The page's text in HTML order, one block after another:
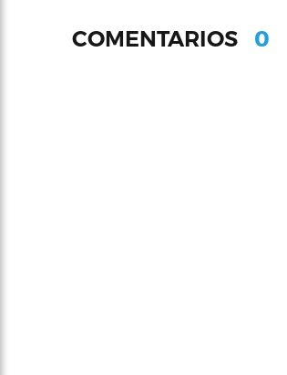
COMENTARIOS 0